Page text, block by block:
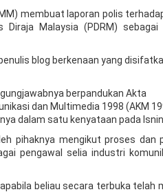
membuat laporan polis
Malaysia (PDRM) sebagai
blog berkenaan yang
berpandukan Akta
dan Multimedia 1998 (AKM
dalam satu kenyataan pada Isnin.
pihaknya mengikut proses dan
pengawal selia industri
beliau secara terbuka telah